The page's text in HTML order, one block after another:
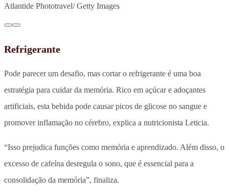
Atlantide Phototravel/ Getty Images
Refrigerante
Pode parecer um desafio, mas cortar o refrigerante é uma boa
estratégia para cuidar da memória. Rico em açúcar e adoçantes
artificiais, esta bebida pode causar picos de glicose no sangue e
promover inflamação no cérebro, explica a nutricionista Leticia.
“Isso prejudica funções como memória e aprendizado. Além disso, o
excesso de cafeína desregula o sono, que é essencial para a
consolidação da memória”, finaliza.